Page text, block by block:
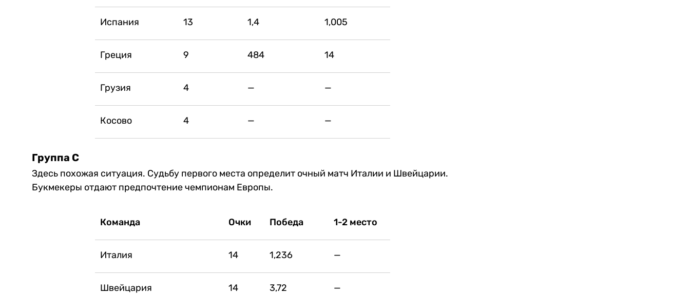
Испания 13 1,4 1,005
Греция 9 484 14
Грузия 4 — —
Косово 4 — —
Группа С
Здесь похожая ситуация. Судьбу первого места определит очный матч Италии и Швейцарии.
Букмекеры отдают предпочтение чемпионам Европы.
Команда Очки Победа 1-2 место
Италия 14 1,236 —
Швейцария 14 3,72 —